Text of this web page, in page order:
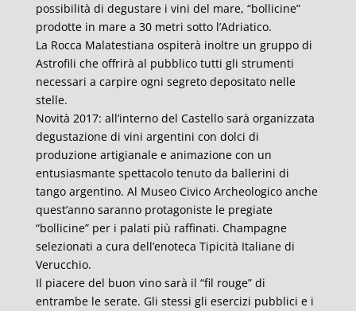
possibilità di degustare i vini del mare, “bollicine”
prodotte in mare a 30 metri sotto l’Adriatico.
La Rocca Malatestiana ospiterà inoltre un gruppo di
Astrofili che offrirà al pubblico tutti gli strumenti
necessari a carpire ogni segreto depositato nelle
stelle.
Novità 2017: all’interno del Castello sarà organizzata
degustazione di vini argentini con dolci di
produzione artigianale e animazione con un
entusiasmante spettacolo tenuto da ballerini di
tango argentino. Al Museo Civico Archeologico anche
quest’anno saranno protagoniste le pregiate
“bollicine” per i palati più raffinati. Champagne
selezionati a cura dell’enoteca Tipicità Italiane di
Verucchio.
Il piacere del buon vino sarà il “fil rouge” di
entrambe le serate. Gli stessi gli esercizi pubblici e i